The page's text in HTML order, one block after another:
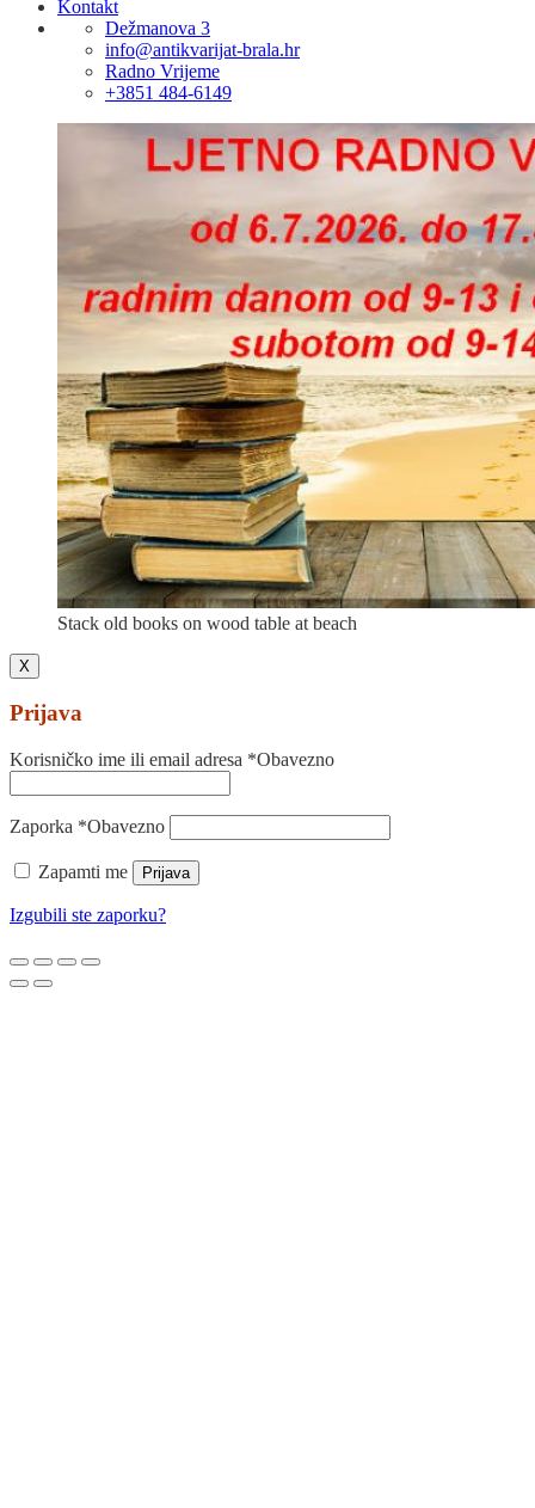
Kontakt
Dežmanova 3
info@antikvarijat-brala.hr
Radno Vrijeme
+3851 484-6149
Stack old books on wood table at beach
X
Prijava
Korisničko ime ili email adresa *Obavezno
Zaporka *Obavezno
Zapamti me Prijava
Izgubili ste zaporku?